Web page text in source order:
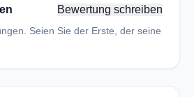
Bewertung schreiben
Seien Sie der Erste, der seine